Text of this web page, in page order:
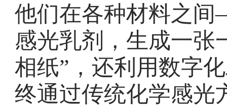
他们在各种材料之
感光乳剂，生成一张
相纸”，还利用数字
终通过传统化学感光